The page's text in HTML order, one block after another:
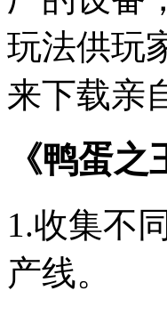
玩法供玩
来下载亲
《鸭蛋之
1.收集不
产线。